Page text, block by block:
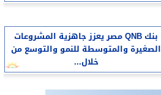
بنك QNB مصر يعزز جاهزية المشروعات
الصغيرة والمتوسطة للنمو والتوسع من
خلال...